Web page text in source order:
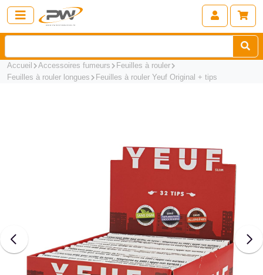
Accueil Accessoires fumeurs
Feuilles à rouler
Feuilles à rouler longues
Feuilles à rouler Yeuf Original + tips